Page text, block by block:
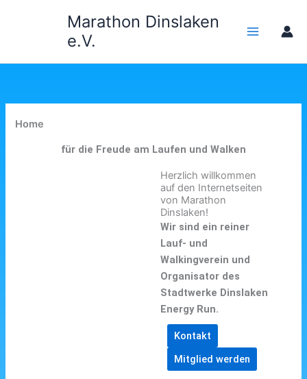
Marathon Dinslaken
e.V.
Home
für die Freude am Laufen und Walken
Herzlich willkommen
auf den Internetseiten
von Marathon
Dinslaken!
Wir sind ein reiner
Lauf- und
Walkingverein und
Organisator des
Stadtwerke Dinslaken
Energy Run.
Kontakt
Mitglied werden